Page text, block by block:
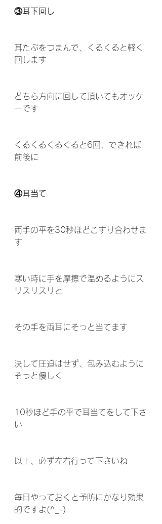
③耳下回し
耳たぶをつまんで、くるくると軽く
回します
どちら方向に回して頂いてもオッケ
ーです
くるくるくるくると6回、できれば
前後に
④耳当て
両手の平を30秒ほどこすり合わせま
す
寒い時に手を摩擦で温めるようにス
リスリスリと
その手を両耳にそっと当てます
決して圧迫はせず、包み込むように
そっと優しく
10秒ほど手の平で耳当てをして下さ
い
以上、必ず左右行って下さいね
毎日やっておくと予防にかなり効果
的ですよ(^_-)